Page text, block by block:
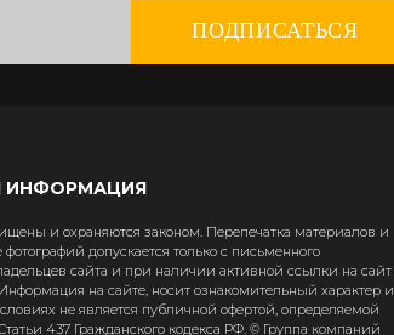
ПОДПИСАТЬСЯ
ИНФОРМАЦИЯ
и охраняются законом. Перепечатка материалов и
допускается только с письменного
сайта и при наличии активной ссылки на сайт
на сайте, носит ознакомительный характер и
не является публичной офертой, определяемой
437 Гражданского кодекса РФ. © Группа компаний